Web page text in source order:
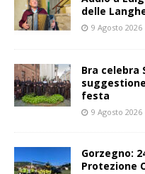
delle
9 Agosto 2026
Bra celebra
festa
9 Agosto 2026
Gorzegno:
Protezione